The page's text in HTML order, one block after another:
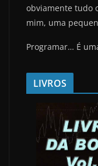
obviamente tudo
mim, uma
Programar… É
LIVROS